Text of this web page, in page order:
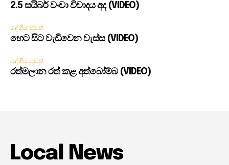
2.5 සයිබර් වංචා විවාදය අද (VIDEO)
දේශීය පුවත්
හෙට සිට වැඩිවෙන වැස්ස (VIDEO)
දේශීය පුවත්
රත්මලාන රත් කළ අත්බෝම්බ (VIDEO)
Local News